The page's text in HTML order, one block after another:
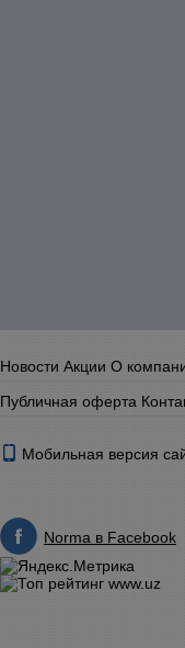
Новости Акции О
Публичная оферта
Мобильная версия
Norma в Facebook